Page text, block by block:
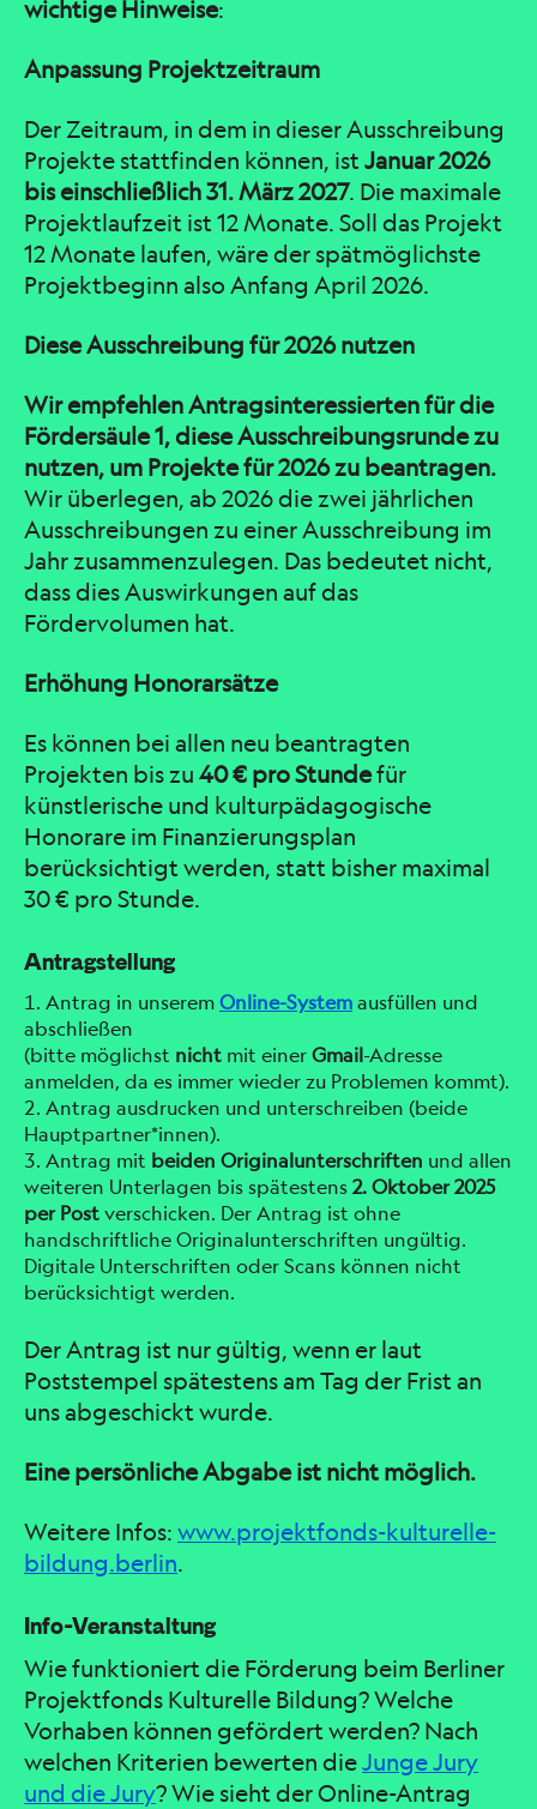
wichtige Hinweise:
Anpassung Projektzeitraum
Der Zeitraum, in dem in dieser Ausschreibung
Projekte stattfinden können, istJanuar 2026
biseinschließlich 31. März 2027. Die maximale
Projektlaufzeit ist 12 Monate. Soll das Projekt
12 Monate laufen, wäre der spätmöglichste
Projektbeginn also Anfang April 2026.
Diese Ausschreibung für 2026 nutzen
Wir empfehlen Antragsinteressierten für die
Fördersäule 1, diese Ausschreibungsrunde zu
nutzen, um Projekte für 2026 zu beantragen.
Wir überlegen, ab 2026 die zwei jährlichen
Ausschreibungen zu einer Ausschreibung im
Jahr zusammenzulegen. Das bedeutet nicht,
dass dies Auswirkungen auf das
Fördervolumen hat.
Erhöhung Honorarsätze
Es können bei allen neu beantragten
Projekten bis zu 40 € pro Stundefür
künstlerische und kulturpädagogische
Honorare im Finanzierungsplan
berücksichtigt werden, statt bisher maximal
30 € pro Stunde.
Antragstellung
Antrag in unseremOnline-Systemausfüllen und
abschließen
(bitte möglichst nicht mit einerGmail-Adresse
anmelden, da es immer wieder zu Problemen kommt).
Antrag ausdrucken und unterschreiben (beide
Hauptpartner*innen).
Antrag mit beiden Originalunterschriften und allen
weiteren Unterlagen bis spätestens2. Oktober 2025
per Postverschicken. Der Antrag ist ohne
handschriftliche Originalunterschriften ungültig.
Digitale Unterschriften oder Scans können nicht
berücksichtigt werden.
Der Antrag ist nur gültig, wenn er laut
Poststempel spätestens am Tag der Frist an
uns abgeschickt wurde.
Eine persönliche Abgabe ist nicht möglich.
Weitere Infos: www.projektfonds-kulturelle-
bildung.berlin.
Info-Veranstaltung
Wie funktioniert die Förderung beim Berliner
Projektfonds Kulturelle Bildung? Welche
Vorhaben können gefördert werden? Nach
welchen Kriterien bewerten dieJunge Jury
und die Jury? Wie sieht der Online-Antrag